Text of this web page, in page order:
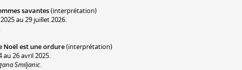
savantes(interprétation)
au 29 juillet 2026.
.
Noël est une ordure(interprétation)
au 26 avril 2025.
Smiljanic.